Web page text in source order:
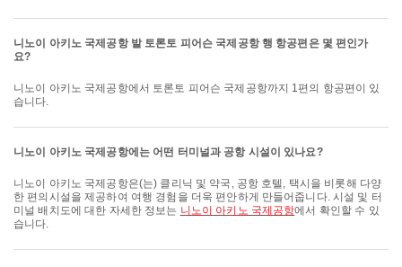
니노이 아키노 국제공항 발 토론토 피어슨 국제공항 행 항공편은 몇 편인가
요?
니노이 아키노 국제공항에서 토론토 피어슨 국제공항까지 1편의 항공편이 있
습니다.
니노이 아키노 국제공항에는 어떤 터미널과 공항 시설이 있나요?
니노이 아키노 국제공항은(는) 클리닉 및 약국, 공항 호텔, 택시을 비롯해 다양
한 편의시설을 제공하여 여행 경험을 더욱 편안하게 만들어줍니다. 시설 및 터
미널 배치도에 대한 자세한 정보는 니노이 아키노 국제공항에서 확인할 수 있
습니다.